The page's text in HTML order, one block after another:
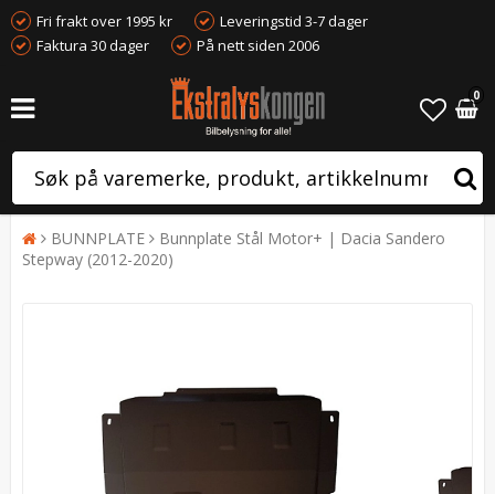
Fri frakt over 1995 kr
Leveringstid 3-7 dager
Faktura 30 dager
På nett siden 2006
0
BUNNPLATE
Bunnplate Stål Motor+ | Dacia Sandero
Stepway (2012-2020)